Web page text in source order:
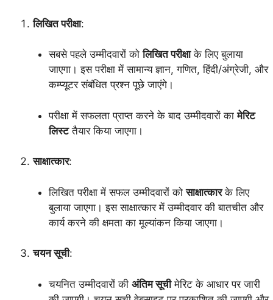
लिखित परीक्षा:
सबसे पहले उम्मीदवारों कोलिखित परीक्षाके लिए बुलाया
जाएगा। इस परीक्षा में सामान्य ज्ञान, गणित, हिंदी/अंग्रेजी, और
कम्प्यूटर संबंधित प्रश्न पूछे जाएंगे।
परीक्षा में सफलता प्राप्त करने के बाद उम्मीदवारों कामेरिट
लिस्टतैयार किया जाएगा।
साक्षात्कार:
लिखित परीक्षा में सफल उम्मीदवारों कोसाक्षात्कारके लिए
बुलाया जाएगा। इस साक्षात्कार में उम्मीदवार की बातचीत और
कार्य करने की क्षमता का मूल्यांकन किया जाएगा।
चयन सूची:
चयनित उम्मीदवारों की अंतिम सूचीमेरिट के आधार पर जारी